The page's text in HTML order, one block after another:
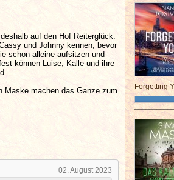
auf den Hof Reiterglück.
und Johnny kennen, bevor
schon alleine aufsitzen und
können Luise, Kalle und ihre
Maske machen das Ganze zum
02. August 2023
Forgetting